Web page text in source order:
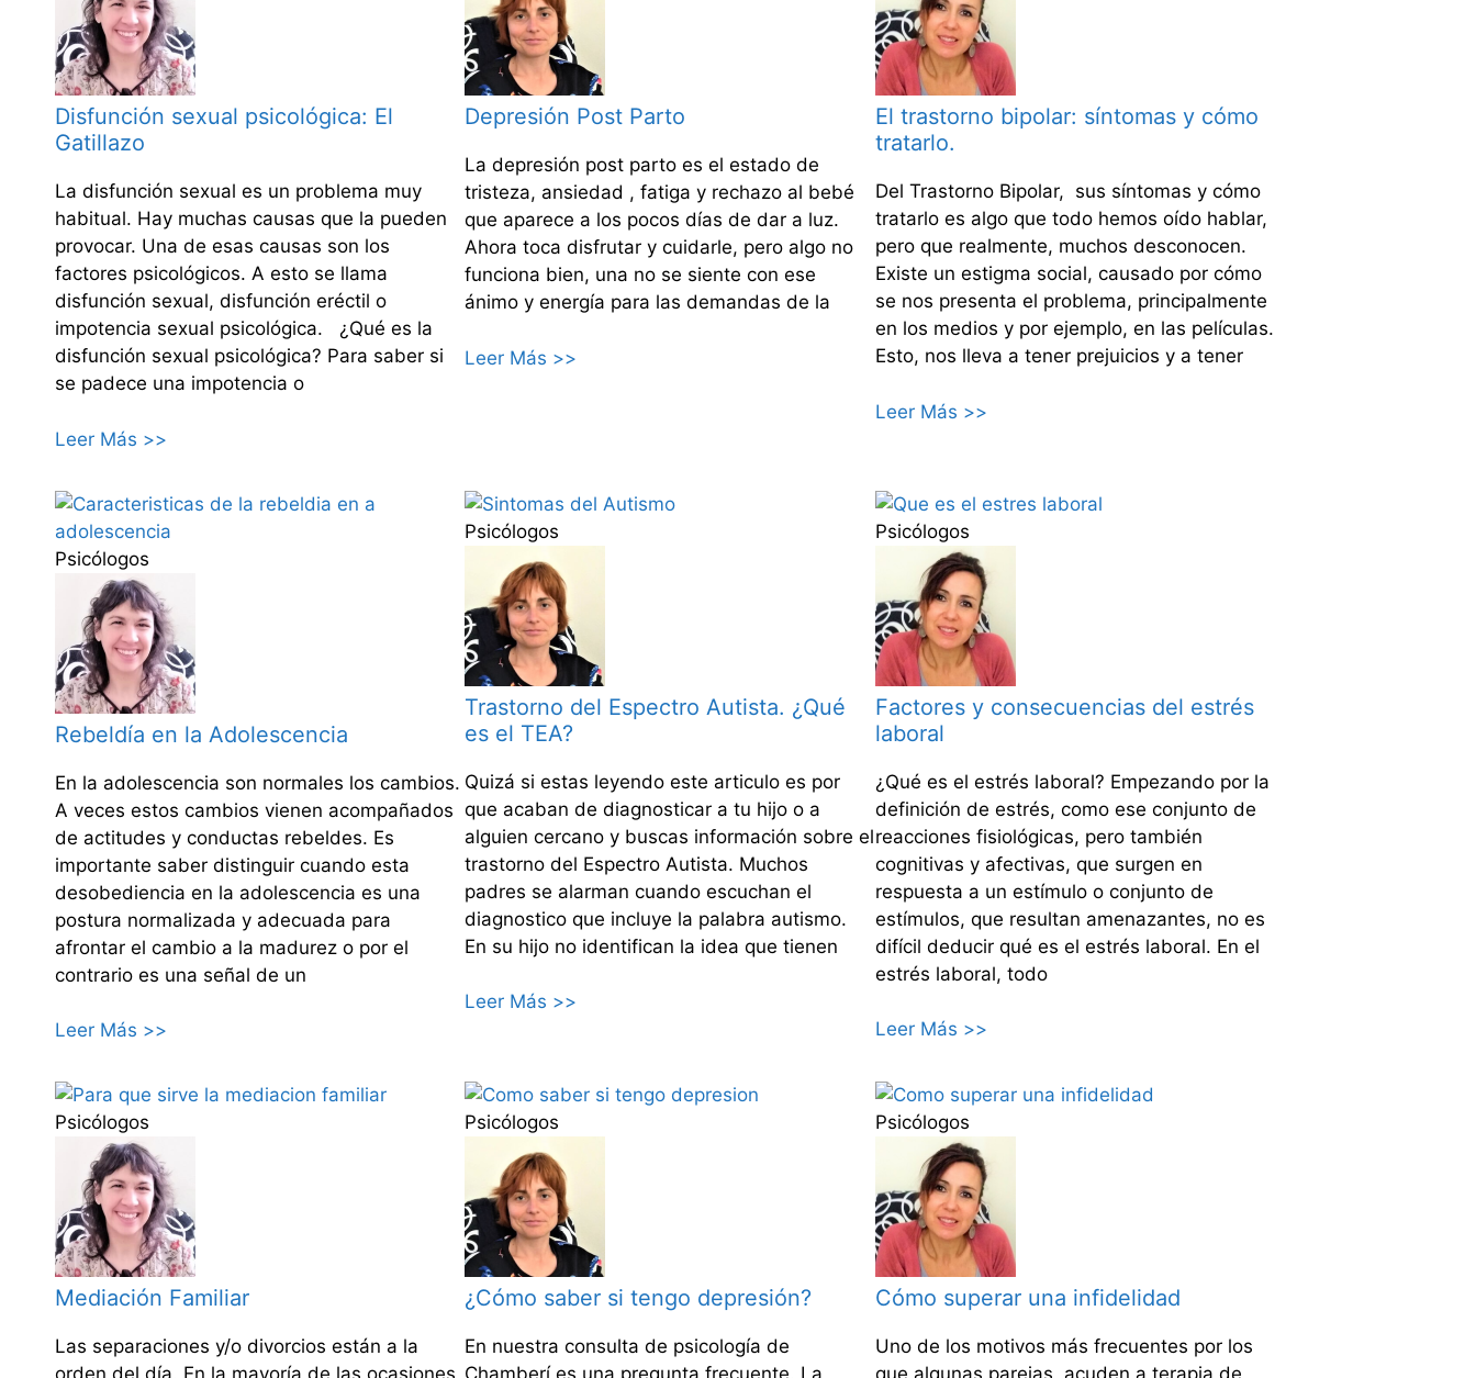
Disfunción sexual psicológica: El
Gatillazo
La disfunción sexual es un problema muy
habitual. Hay muchas causas que la pueden
provocar. Una de esas causas son los
factores psicológicos. A esto se llama
disfunción sexual, disfunción eréctil o
impotencia sexual psicológica. ¿Qué es la
disfunción sexual psicológica? Para saber si
se padece una impotencia o
Leer Más >>
Depresión Post Parto
La depresión post parto es el estado de
tristeza, ansiedad , fatiga y rechazo al bebé
que aparece a los pocos días de dar a luz.
Ahora toca disfrutar y cuidarle, pero algo no
funciona bien, una no se siente con ese
ánimo y energía para las demandas de la
Leer Más >>
El trastorno bipolar: síntomas y cómo
tratarlo.
Del Trastorno Bipolar, sus síntomas y cómo
tratarlo es algo que todo hemos oído hablar,
pero que realmente, muchos desconocen.
Existe un estigma social, causado por cómo
se nos presenta el problema, principalmente
en los medios y por ejemplo, en las películas.
Esto, nos lleva a tener prejuicios y a tener
Leer Más >>
Psicólogos
Rebeldía en la Adolescencia
En la adolescencia son normales los cambios.
A veces estos cambios vienen acompañados
de actitudes y conductas rebeldes. Es
importante saber distinguir cuando esta
desobediencia en la adolescencia es una
postura normalizada y adecuada para
afrontar el cambio a la madurez o por el
contrario es una señal de un
Leer Más >>
Psicólogos
Trastorno del Espectro Autista. ¿Qué
es el TEA?
Quizá si estas leyendo este articulo es por
que acaban de diagnosticar a tu hijo o a
alguien cercano y buscas información sobre el
trastorno del Espectro Autista. Muchos
padres se alarman cuando escuchan el
diagnostico que incluye la palabra autismo.
En su hijo no identifican la idea que tienen
Leer Más >>
Psicólogos
Factores y consecuencias del estrés
laboral
¿Qué es el estrés laboral? Empezando por la
definición de estrés, como ese conjunto de
reacciones fisiológicas, pero también
cognitivas y afectivas, que surgen en
respuesta a un estímulo o conjunto de
estímulos, que resultan amenazantes, no es
difícil deducir qué es el estrés laboral. En el
estrés laboral, todo
Leer Más >>
Psicólogos
Mediación Familiar
Las separaciones y/o divorcios están a la
orden del día. En la mayoría de las ocasiones
Psicólogos
¿Cómo saber si tengo depresión?
En nuestra consulta de psicología de
Chamberí es una pregunta frecuente. La
Psicólogos
Cómo superar una infidelidad
Uno de los motivos más frecuentes por los
que algunas parejas, acuden a terapia de